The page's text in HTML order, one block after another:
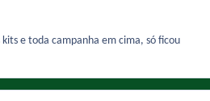
e toda campanha em cima, só ficou